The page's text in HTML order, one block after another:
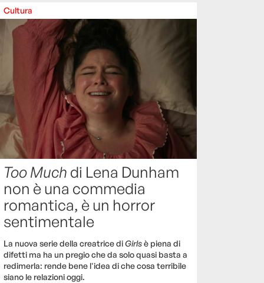
Cultura
Too Much di Lena Dunham
non è una commedia
romantica, è un horror
sentimentale
La nuova serie della creatrice diGirlsè piena di
difetti ma ha un pregio che da solo quasi basta a
redimerla: rende bene l'idea di che cosa terribile
siano le relazioni oggi.